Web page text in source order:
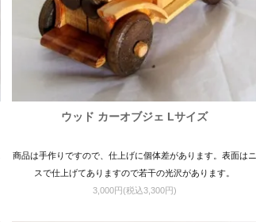
ウッド カーオブジェ Lサイズ
商品は手作りですので、仕上げに個体差があります。表面はニ
スで仕上げてありますので若干の光沢があります。
3,000円(税込3,300円)